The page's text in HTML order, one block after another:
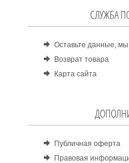
СЛУЖБА
Оставьте данные,
Возврат товара
Карта сайта
Публичная оферта
Правовая